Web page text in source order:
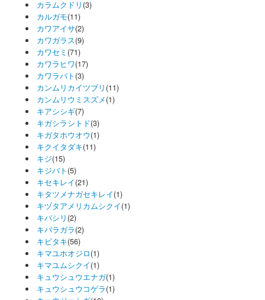
カラムクドリ (3)
カルガモ(11)
カワアイサ(2)
カワガラス(9)
カワセミ (71)
カワラヒワ(17)
カワラバト (3)
カンムリカイツブリ (11)
カンムリウミスズメ(1)
キアシシギ(7)
キガシラシトド(3)
キガタホウオウ(1)
キクイタダキ(11)
キジ(15)
キジバト (5)
キセキレイ(21)
キタツメナガセキレイ(1)
キヅタアメリカムシクイ(1)
キバシリ (2)
キバラガラ(2)
キビタキ(56)
キマユホオジロ(1)
キマユムシクイ(1)
キュウシュウエナガ(1)
キュウシュウコゲラ(1)